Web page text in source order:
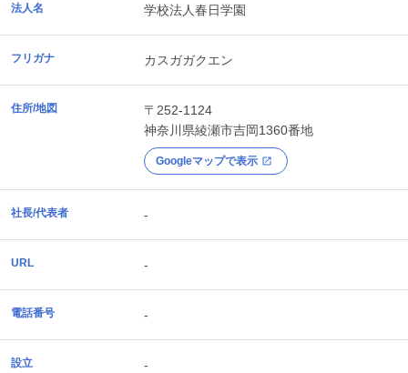
法人名 学校法人春日学園
フリガナ カスガガクエン
住所/地図
〒252-1124
神奈川県綾瀬市吉岡1360番地
Googleマップで表示
社長/代表者 -
URL -
電話番号 -
設立 -